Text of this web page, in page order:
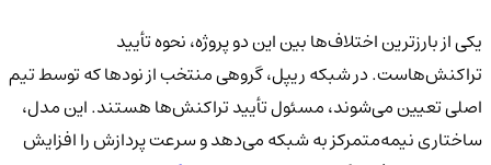
یکی از بارزترین اختلاف‌ها بین این دو پروژه، نحوه تأیید
تراکنش‌هاست. در شبکه ریپل، گروهی منتخب از نودها که توسط تیم
اصلی تعیین می‌شوند، مسئول تأیید تراکنش‌ها هستند. این مدل،
ساختاری نیمه‌متمرکز به شبکه می‌دهد و سرعت پردازش را افزایش